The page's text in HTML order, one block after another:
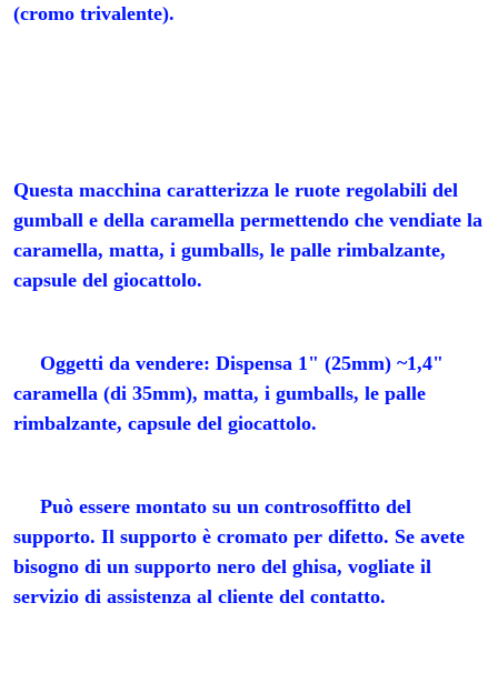
(cromo trivalente).
Questa macchina caratterizza le ruote regolabili del
gumball e della caramella permettendo che vendiate la
caramella, matta, i gumballs, le palle rimbalzante,
capsule del giocattolo.
Oggetti da vendere: Dispensa 1" (25mm) ~1,4"
caramella (di 35mm), matta, i gumballs, le palle
rimbalzante, capsule del giocattolo.
Può essere montato su un controsoffitto del
supporto. Il supporto è cromato per difetto. Se avete
bisogno di un supporto nero del ghisa, vogliate il
servizio di assistenza al cliente del contatto.